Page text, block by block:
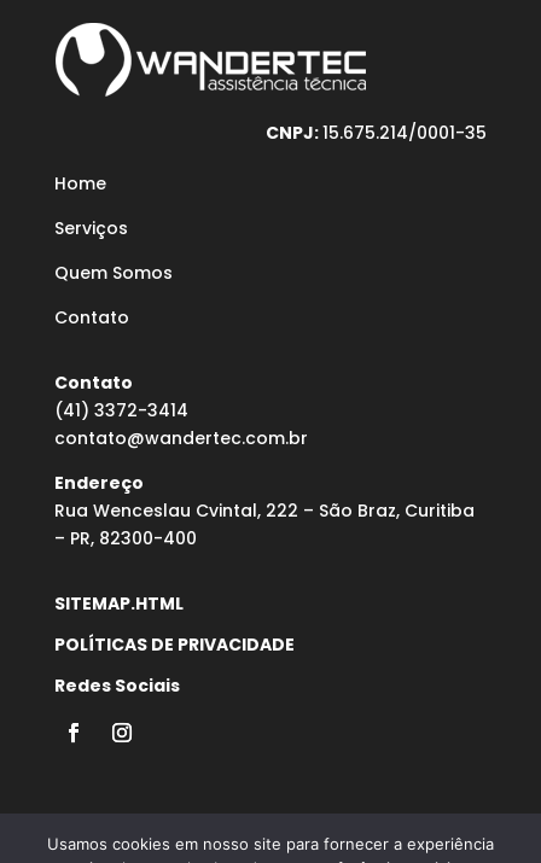
CNPJ:15.675.214/0001-35
Home
Serviços
Quem Somos
Contato
Contato
(41) 3372-3414
contato@wandertec.com.br
Endereço
Rua Wenceslau Cvintal, 222 – São Braz, Curitiba
– PR, 82300-400
SITEMAP.HTML
POLÍTICAS DE PRIVACIDADE
Redes Sociais
Usamos cookies em nosso site para fornecer a experiência